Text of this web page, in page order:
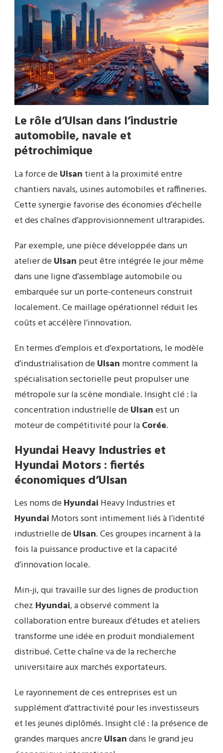
Le rôle d’Ulsan dans l’industrie
automobile, navale et
pétrochimique
La force de Ulsan tient à la proximité entre
chantiers navals, usines automobiles et raffineries.
Cette synergie favorise des économies d’échelle
et des chaînes d’approvisionnement ultrarapides.
Par exemple, une pièce développée dans un
atelier de Ulsan peut être intégrée le jour même
dans une ligne d’assemblage automobile ou
embarquée sur un porte-conteneurs construit
localement. Ce maillage opérationnel réduit les
coûts et accélère l’innovation.
En termes d’emplois et d’exportations, le modèle
d’industrialisation de Ulsan montre comment la
spécialisation sectorielle peut propulser une
métropole sur la scène mondiale. Insight clé : la
concentration industrielle de Ulsan est un
moteur de compétitivité pour laCorée.
Hyundai Heavy Industries et
Hyundai Motors : fiertés
économiques d’Ulsan
Les noms de Hyundai Heavy Industries et
Hyundai Motors sont intimement liés à l’identité
industrielle de Ulsan. Ces groupes incarnent à la
fois la puissance productive et la capacité
d’innovation locale.
Min-ji, qui travaille sur des lignes de production
chez Hyundai, a observé comment la
collaboration entre bureaux d’études et ateliers
transforme une idée en produit mondialement
distribué. Cette chaîne va de la recherche
universitaire aux marchés exportateurs.
Le rayonnement de ces entreprises est un
supplément d’attractivité pour les investisseurs
et les jeunes diplômés. Insight clé : la présence de
grandes marques ancre Ulsandans le grand jeu